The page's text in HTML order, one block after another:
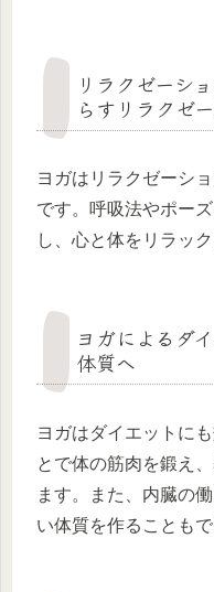
リラクゼーシ
らすリラクゼ
ヨガはリラクゼーシ
です。呼吸法やポー
し、心と体をリラッ
ヨガによるダ
体質へ
ヨガはダイエットに
とで体の筋肉を鍛え
ます。また、内臓の
い体質を作ることもで